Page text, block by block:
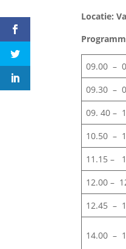
Locatie:
09.00 –
09.30 –
09. 40 –
10.50 –
11.15 –
12.00 –
12.45 –
14.00 –